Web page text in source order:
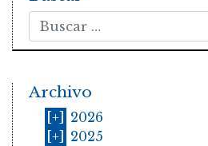
Buscar
Archivo
[+]
2026
[+]
2025